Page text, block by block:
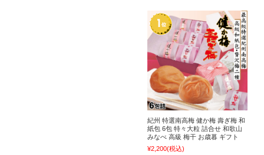
紀州 特選南高梅 健か梅 壽ぎ梅 和
紙包 6包 特々大粒 詰合せ 和歌山
みなべ 高級 梅干 お歳暮 ギフト
¥2,200(税込)